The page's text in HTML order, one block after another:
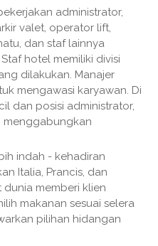
administrator,
valet, operator lift,
dan staf lainnya
hotel memiliki divisi
dilakukan. Manajer
mengawasi karyawan. Di
dan posisi administrator,
menggabungkan
indah - kehadiran
Italia, Prancis, dan
dunia memberi klien
makanan sesuai selera
pilihan hidangan